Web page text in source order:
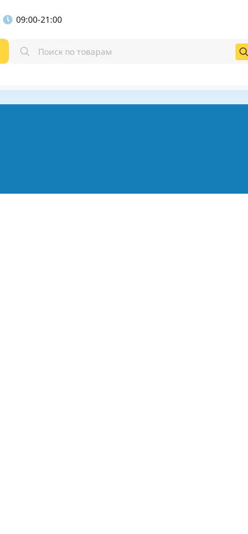
09:00-21:00